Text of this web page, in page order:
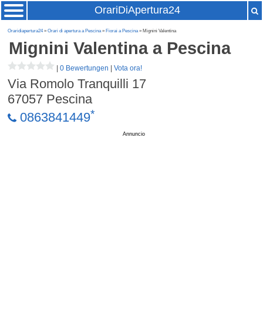
OrariDiApertura24
Oraridiapertura24»Orari di apertura a Pescina» Fiorai a Pescina» Mignini Valentina
Mignini Valentinaa Pescina
|0 Bewertungen |Vota ora!
Via Romolo Tranquilli 17
67057 Pescina
0863841449*
Annuncio